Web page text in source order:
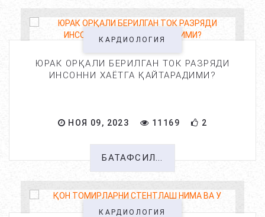
КАРДИОЛОГИЯ
ЮРАК ОРҚАЛИ БЕРИЛГАН ТОК РАЗРЯДИ
ИНСОННИ ХАЁТГА ҚАЙТАРАДИМИ?
НОЯ 09, 2023 11169 2
БАТАФСИЛ...
КАРДИОЛОГИЯ